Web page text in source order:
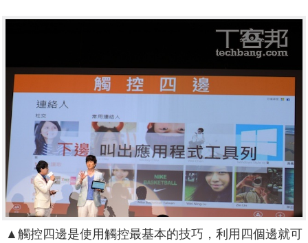
▲觸控四邊是使用觸控最基本的技巧，利用四個邊就可